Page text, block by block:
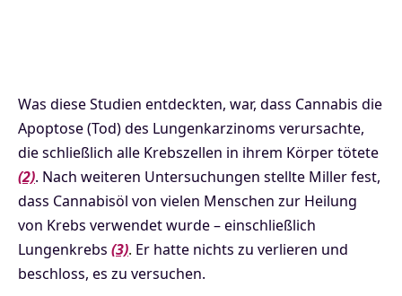
Was diese Studien entdeckten, war, dass Cannabis die
Apoptose (Tod) des Lungenkarzinoms verursachte,
die schließlich alle Krebszellen in ihrem Körper tötete
(2). Nach weiteren Untersuchungen stellte Miller fest,
dass Cannabisöl von vielen Menschen zur Heilung
von Krebs verwendet wurde – einschließlich
Lungenkrebs (3). Er hatte nichts zu verlieren und
beschloss, es zu versuchen.